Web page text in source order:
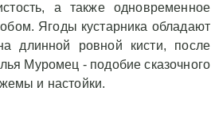
а также одновременное
Ягоды кустарника обладают
длинной ровной кисти, после
Муромец - подобие сказочного
и настойки.